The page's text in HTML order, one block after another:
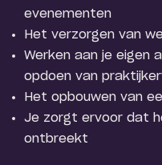
evenementen
Het verzorgen van
Werken aan je eigen
opdoen van
Het opbouwen van
Je zorgt ervoor dat
ontbreekt